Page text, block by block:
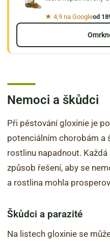
★ 4,9 na Googleod
Nemoci a škůdci
Při pěstování gloxinie je
potenciálním chorobám a
rostlinu napadnout.
způsob řešení, aby se
a rostlina mohla
Škůdci a parazité
Na listech gloxinie se